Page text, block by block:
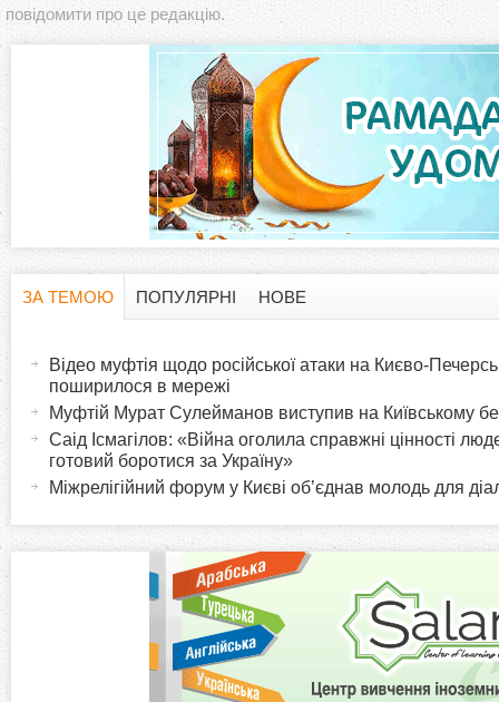
повідомити про це редакцію.
z
ЗА ТЕМОЮ
в
ПОПУЛЯРНІ НОВЕ
Відео муфтія щодо російської атаки на Києво-
поширилося в мережі
Муфтій Мурат Сулейманов виступив на Київському
Саід Ісмагілов: «Війна оголила справжні цінності
готовий боротися за Україну»
Міжрелігійний форум у Києві об’єднав молодь для